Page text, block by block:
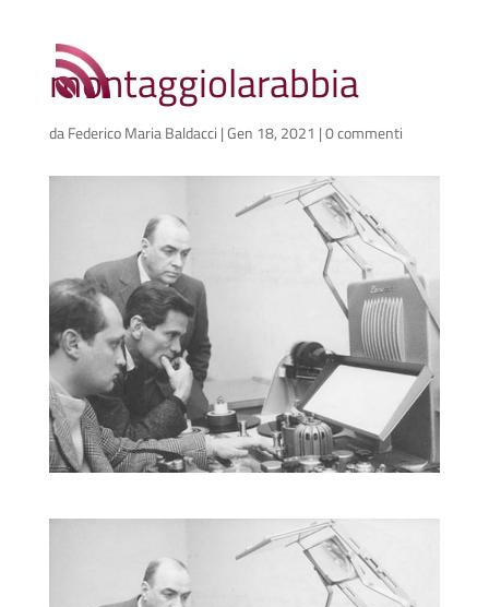
montaggiolarabbia
daFederico Maria Baldacci |Gen 18, 2021 |0 commenti